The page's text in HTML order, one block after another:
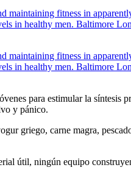
maintaining fitness in
in healthy men. Baltimore
maintaining fitness in
in healthy men. Baltimore
para estimular la
y pánico.
griego, carne magra,
útil, ningún equipo